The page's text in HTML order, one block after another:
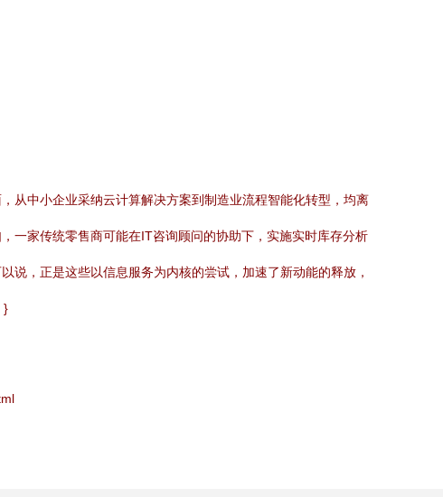
从中小企业采纳云计算解决方案到制造业流程智能化转型，均离
一家传统零售商可能在IT咨询顾问的协助下，实施实时库存分析
说，正是这些以信息服务为内核的尝试，加速了新动能的释放，
}